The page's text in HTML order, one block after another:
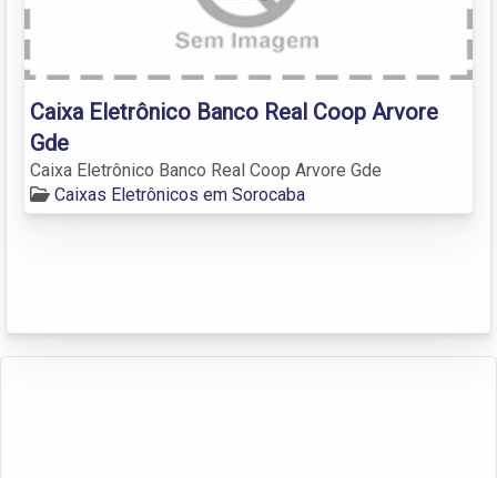
Caixa Eletrônico Banco Real Coop Arvore
Gde
Caixa Eletrônico Banco Real Coop Arvore Gde
Caixas Eletrônicos em Sorocaba